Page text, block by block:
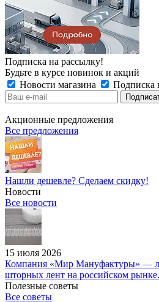
Подписка на рассылку!
Будьте в курсе новинок и акций
Новости магазина
Подписка
Акционные предложения
Все предложения
Нашли дешевле? Сделаем скидку!
Новости
Все новости
15 июля 2026
Компания «Мир Мануфактуры» —
шторных лент на российском рынке.
Полезные советы
Все советы